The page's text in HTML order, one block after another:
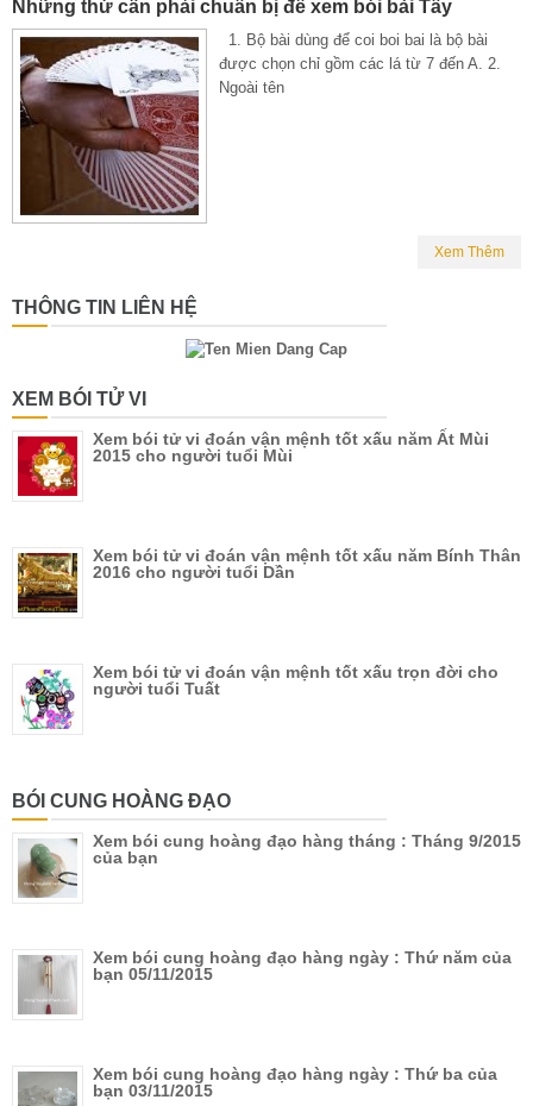
Những thứ cần phải chuẩn bị để xem bói bài Tây
1. Bộ bài dùng để coi boi bai là bộ bài
được chọn chỉ gồm các lá từ 7 đến A. 2.
Ngoài tên
Xem Thêm
THÔNG TIN LIÊN HỆ
XEM BÓI TỬ VI
Xem bói tử vi đoán vận mệnh tốt xấu năm Ất Mùi
2015 cho người tuổi Mùi
Xem bói tử vi đoán vận mệnh tốt xấu năm Bính Thân
2016 cho người tuổi Dần
Xem bói tử vi đoán vận mệnh tốt xấu trọn đời cho
người tuổi Tuất
BÓI CUNG HOÀNG ĐẠO
Xem bói cung hoàng đạo hàng tháng : Tháng 9/2015
của bạn
Xem bói cung hoàng đạo hàng ngày : Thứ năm của
bạn 05/11/2015
Xem bói cung hoàng đạo hàng ngày : Thứ ba của
bạn 03/11/2015